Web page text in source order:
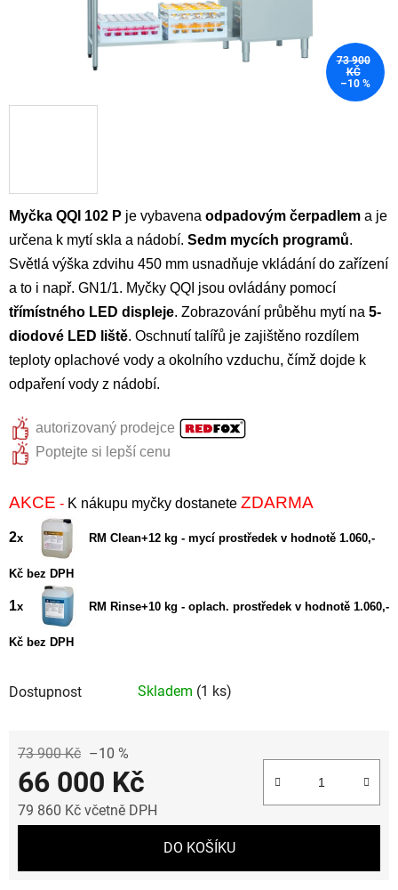
Myčka QQI 102 P je vybavena odpadovým čerpadlem a je
určena k mytí skla a nádobí. Sedm mycích programů.
Světlá výška zdvihu 450 mm usnadňuje vkládání do zařízení
a to i např. GN1/1. Myčky QQI jsou ovládány pomocí
třímístného LED displeje. Zobrazování průběhu mytí na 5-
diodové LED liště. Oschnutí talířů je zajištěno rozdílem
teploty oplachové vody a okolního vzduchu, čímž dojde k
odpaření vody z nádobí.
autorizovaný prodejce
Poptejte si lepší cenu
AKCE - K nákupu myčky dostanete ZDARMA
2x RM Clean+12 kg - mycí prostředek v hodnotě 1.060,-
Kč bez DPH
1x RM Rinse+10 kg - oplach. prostředek v hodnotě 1.060,-
Kč bez DPH
Dostupnost Skladem (1 ks)
73 900 Kč –10 %
66 000 Kč
79 860 Kč včetně DPH
DO KOŠÍKU
73 900
KČ
–10 %